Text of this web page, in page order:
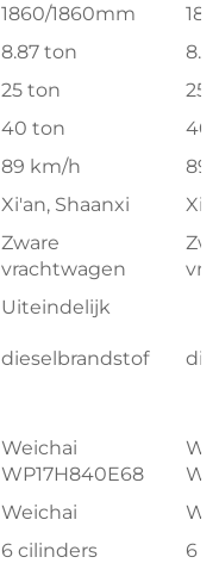
1860/1860mm
8.87 ton
25 ton
25
40 ton
40
89 km/h
89
Xi'an, Shaanxi
Zware
vrachtwagen
Uiteindelijk
dieselbrandstof
Weichai
WP17H840E68
Weichai
6 cilinders 6